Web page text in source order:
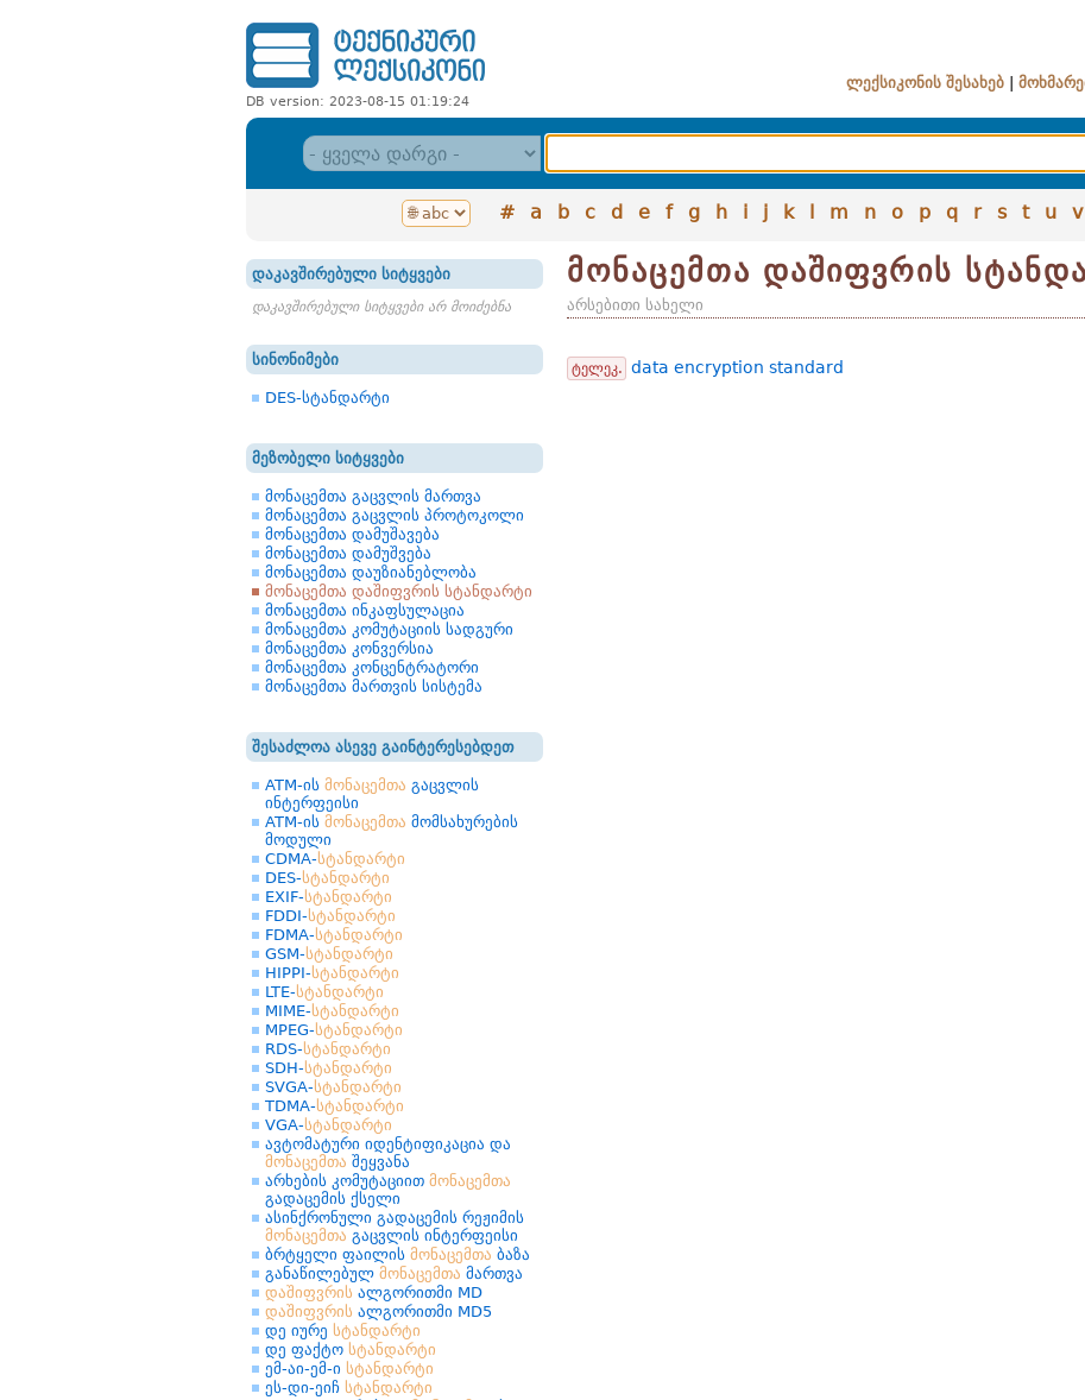
DB version: 2023-08-15 01:19:24
ლექსიკონის შესახებ
# a b c d e f g h i j k l m n o p q r s t u v
დაკავშირებული სიტყვები
დაკავშირებული სიტყვები არ მოიძებნა
სინონიმები
DES-სტანდარტი
მეზობელი სიტყვები
მონაცემთა გაცვლის მართვა
მონაცემთა გაცვლის პროტოკოლი
მონაცემთა დამუშავება
მონაცემთა დამუშვება
მონაცემთა დაუზიანებლობა
მონაცემთა დაშიფვრის სტანდარტი
მონაცემთა ინკაფსულაცია
მონაცემთა კომუტაციის სადგური
მონაცემთა კონვერსია
მონაცემთა კონცენტრატორი
მონაცემთა მართვის სისტემა
შესაძლოა ასევე გაინტერესებდეთ
ATM-ის მონაცემთა გაცვლის
ინტერფეისი
ATM-ის მონაცემთა მომსახურების
მოდული
CDMA-სტანდარტი
DES-სტანდარტი
EXIF-სტანდარტი
FDDI-სტანდარტი
FDMA-სტანდარტი
GSM-სტანდარტი
HIPPI-სტანდარტი
LTE-სტანდარტი
MIME-სტანდარტი
MPEG-სტანდარტი
RDS-სტანდარტი
SDH-სტანდარტი
SVGA-სტანდარტი
TDMA-სტანდარტი
VGA-სტანდარტი
ავტომატური იდენტიფიკაცია და
მონაცემთა შეყვანა
არხების კომუტაციით მონაცემთა
გადაცემის ქსელი
ასინქრონული გადაცემის რეჟიმის
მონაცემთა გაცვლის ინტერფეისი
ბრტყელი ფაილის მონაცემთა ბაზა
განაწილებულ მონაცემთა მართვა
დაშიფვრის ალგორითმი MD
დაშიფვრის ალგორითმი MD5
დე იურე სტანდარტი
დე ფაქტო სტანდარტი
ემ-აი-ემ-ი სტანდარტი
ეს-დი-ეიჩ სტანდარტი
მონაცემთა დაშიფვრის
არსებითი სახელი
ტელეკ. data encryption standard